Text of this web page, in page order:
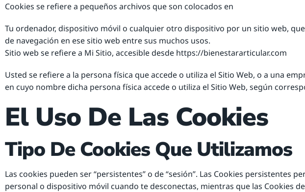
Cookies se refiere a pequeños archivos que son colocados en
Tu ordenador, dispositivo móvil o cualquier otro dispositivo por un sitio web,
de navegación en ese sitio web entre sus muchos usos.
Sitio web se refiere a Mi Sitio, accesible desde https://bienestararticular.com
Usted se refiere a la persona física que accede o utiliza el Sitio Web, o a una
en cuyo nombre dicha persona física accede o utiliza el Sitio Web, según
El Uso De Las Cookies
Tipo De Cookies Que Utilizamos
Las cookies pueden ser “persistentes” o de “sesión”. Las Cookies persistentes
personal o dispositivo móvil cuando te desconectas, mientras que las Cookies